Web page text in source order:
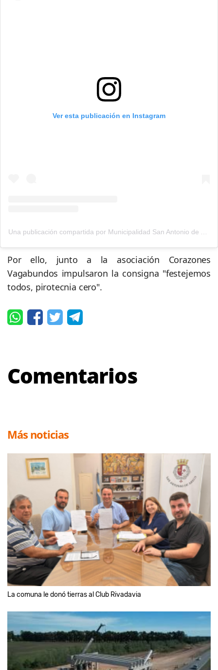
Ver esta publicación en Instagram
Una publicación compartida por Municipalidad San Antonio de Areco (@municipioareco)
Por ello, junto a la asociación Corazones
Vagabundos impulsaron la consigna "festejemos
todos, pirotecnia cero".
Comentarios
Más noticias
La comuna le donó tierras al Club Rivadavia